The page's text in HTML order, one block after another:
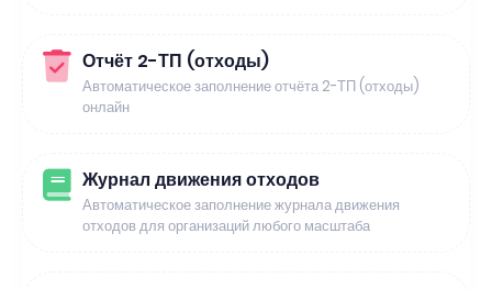
Отчёт 2-ТП (отходы)
Автоматическое заполнение отчёта 2-ТП (отходы)
онлайн
Журнал движения отходов
Автоматическое заполнение журнала движения
отходов для организаций любого масштаба